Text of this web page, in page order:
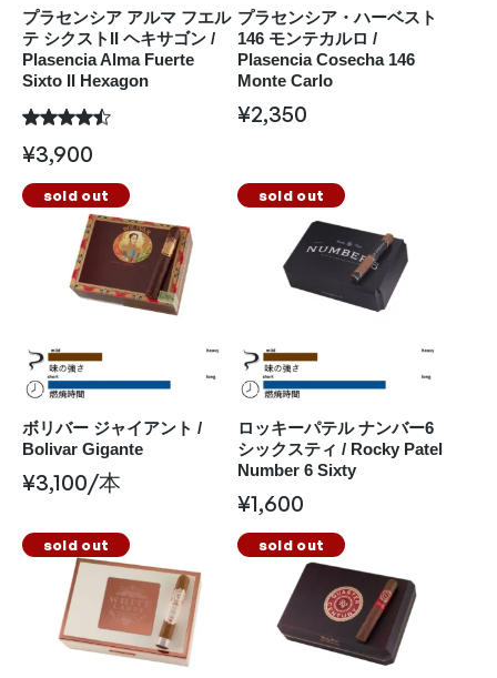
プラセンシア アルマ フエル
テ シクストII ヘキサゴン /
Plasencia Alma Fuerte
Sixto II Hexagon
¥3,900
プラセンシア・ハーベスト
146 モンテカルロ /
Plasencia Cosecha 146
Monte Carlo
¥2,350
sold out
ボリバー ジャイアント /
Bolivar Gigante
¥3,100/本
sold out
ロッキーパテル ナンバー6
シックスティ / Rocky Patel
Number 6 Sixty
¥1,600
sold out sold out